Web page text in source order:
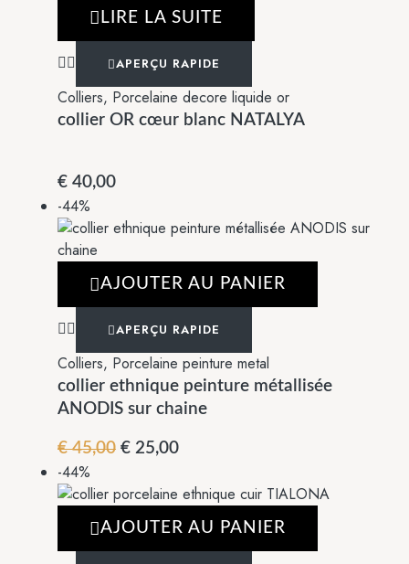
LIRE LA SUITE
APERÇU RAPIDE
Colliers, Porcelaine decore liquide or
collier OR cœur blanc NATALYA
€ 40,00
-44%
AJOUTER AU PANIER
APERÇU RAPIDE
Colliers, Porcelaine peinture metal
collier ethnique peinture métallisée
ANODIS sur chaine
€45,00 Le
initial
était :
€ 45,00.
€ 25,00Le
actuel
est :
€ 25,00.
-44%
AJOUTER AU PANIER